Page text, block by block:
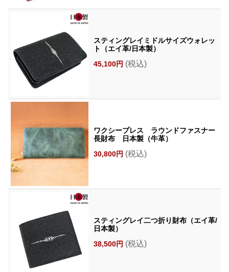
スティングレイミドルサイズウォレッ
ト（エイ革/日本製）
45,100円 (税込)
ワクシープレス ラウンドファスナー
長財布 日本製（牛革）
30,800円 (税込)
スティングレイ二つ折り財布（エイ革/
日本製）
38,500円 (税込)